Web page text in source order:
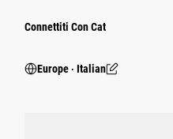
Connettiti Con Cat
Europe ‧ Italian